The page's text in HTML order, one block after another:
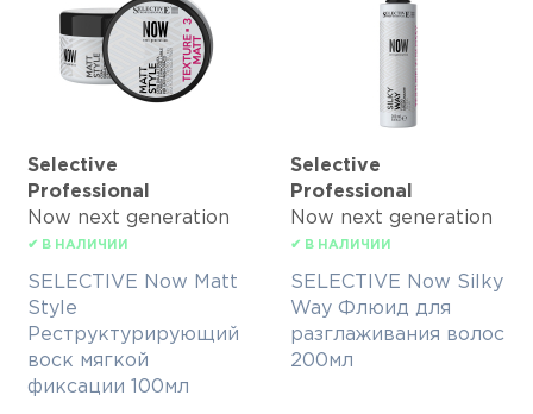
Selective
Professional
Now next generation
✔ В НАЛИЧИИ
SELECTIVE Now Matt
Style
Реструктурирующий
воск мягкой
фиксации 100мл
Selective
Professional
Now next generation
✔ В НАЛИЧИИ
SELECTIVE Now Silky
Way Флюид для
разглаживания волос
200мл